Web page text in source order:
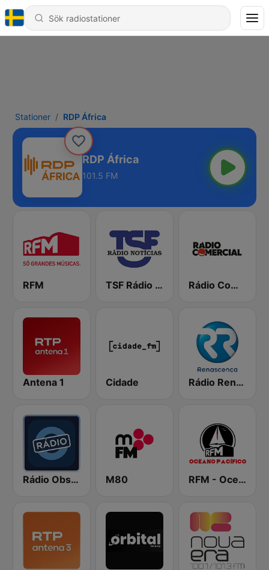
Stationer RDP África
RDP África
101.5 FM
RFM TSF Rádio Notícias Rádio Comercial
Antena 1 Cidade Rádio Renascença
Rádio Observador M80 RFM - Oceano Pacífico Online